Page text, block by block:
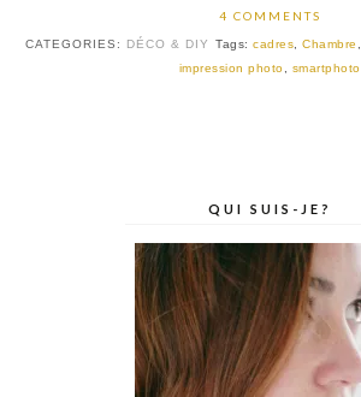
4 COMMENTS
CATEGORIES: DÉCO & DIY Tags: cadres Chambre
impression photo
smartphoto
QUI SUIS-JE?